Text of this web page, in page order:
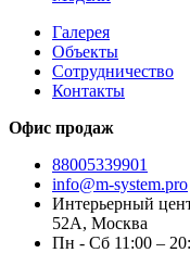
Галерея
Объекты
Сотрудничество
Контакты
Офис продаж
88005339901
info@m-system.pro
Интерьерный
52А, Москва
Пн - Сб 11:00 –